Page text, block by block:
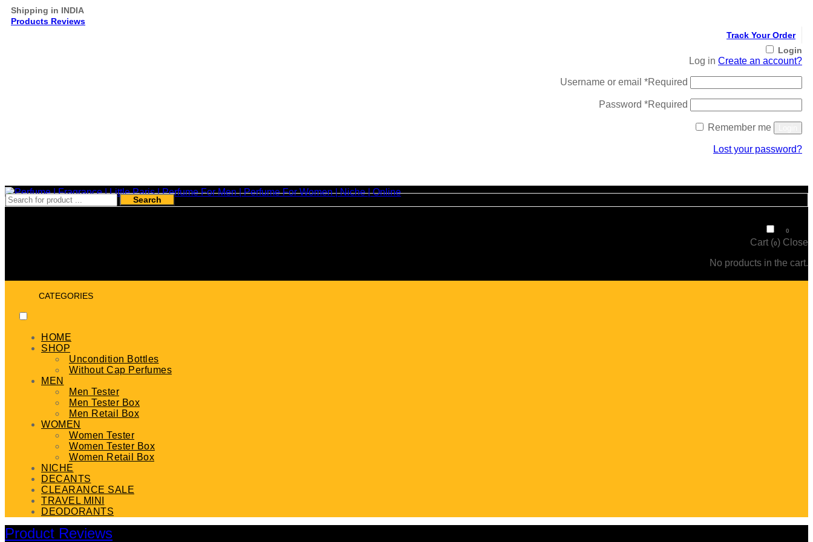
Shipping in INDIA
Products Reviews
Track Your Order
Login
Log in Create an account?
Username or email *Required
Password *Required
Remember me
Lost your password?
Search
0
Cart (0) Close
No products in the cart.
CATEGORIES
HOME
SHOP
Uncondition Bottles
Without Cap Perfumes
MEN
Men Tester
Men Tester Box
Men Retail Box
WOMEN
Women Tester
Women Tester Box
Women Retail Box
NICHE
DECANTS
CLEARANCE SALE
TRAVEL MINI
DEODORANTS
Product Reviews